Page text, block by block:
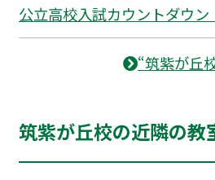
公立高校入試カウントダウン
“筑紫が丘
筑紫が丘校の近隣の教